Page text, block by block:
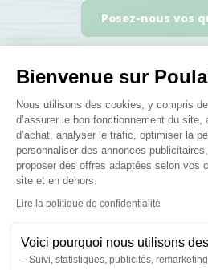
Bienvenue sur
Plateforme de
Nous utilisons des cookies, y compris
d’assurer le bon fonctionnement du site,
d’achat, analyser le trafic, optimiser la
personnaliser des annonces
proposer des offres adaptées selon vos
site et en dehors.
Lire la politique de confidentialité
Voici pourquoi nous utilisons
Suivi, statistiques, publicités,
Axeptio
Posez-nous vos
Ces produits